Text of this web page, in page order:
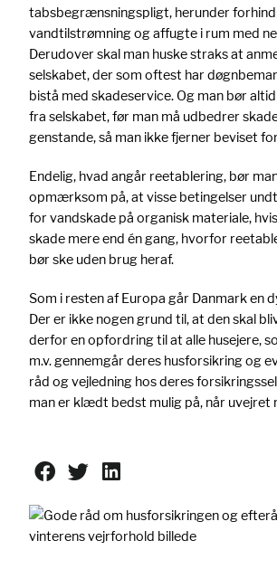
tabsbegrænsningspligt, herunder
vandtilstrømning og affugte i rum med
Derudover skal man huske straks at
selskabet, der som oftest har
bistå med skadeservice. Og man bør
fra selskabet, før man må udbedrer
genstande, så man ikke fjerner beviset
Endelig, hvad angår reetablering, bør
opmærksom på, at visse betingelser
for vandskade på organisk materiale,
skade mere end én gang, hvorfor
bør ske uden brug heraf.
Som i resten af Europa går Danmark en
Der er ikke nogen grund til, at den skal
derfor en opfordring til at alle husejere,
m.v. gennemgår deres husforsikring og
råd og vejledning hos deres
man er klædt bedst mulig på, når uvejret